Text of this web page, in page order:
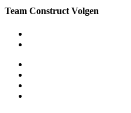
Team Construct Volgen